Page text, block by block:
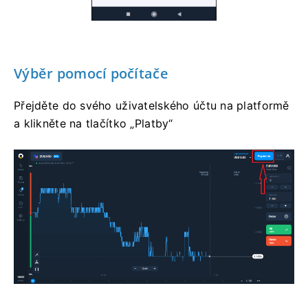
Výběr pomocí počítače
Přejděte do svého uživatelského účtu na platformě
a klikněte na tlačítko „Platby“